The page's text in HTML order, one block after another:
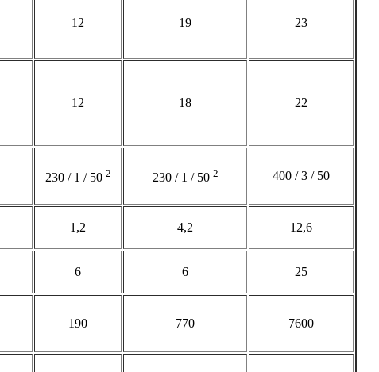
12 19 23
12 18 22
230 / 1 / 50 2 230 / 1 / 50 2 400 / 3 / 50
1,2 4,2 12,6
6 6 25
190 770 7600